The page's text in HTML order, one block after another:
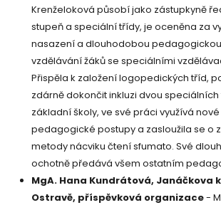
Krenželoková působí jako zástupkyně
stupeň a speciální třídy, je oceněna za
nasazení a dlouhodobou
vzdělávání žáků se speciálními
Přispěla k založení logopedických tříd,
zdárně dokončit inkluzi dvou
základní školy, ve své práci využívá
pedagogické postupy a zasloužila se o
metody nácviku čtení sfumato. Své
ochotně předává všem ostatním
MgA. Hana Kundrátová, Janáčkova
Ostravě, příspěvková organizace-